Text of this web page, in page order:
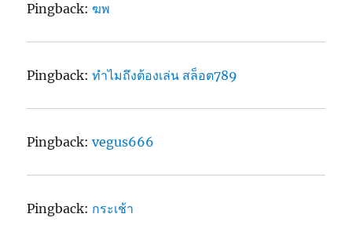
Pingback: ฆพ
Pingback:ทำไมถึงต้องเล่น สล็อต789
Pingback:vegus666
Pingback: กระเช้า